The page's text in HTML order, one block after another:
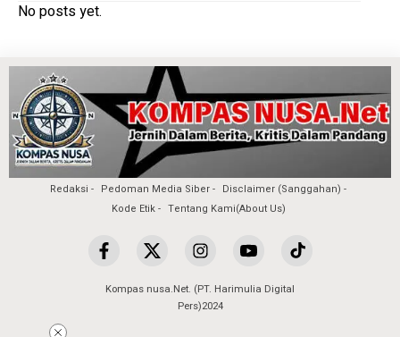
No posts yet.
Redaksi Pedoman Media Siber
Disclaimer (Sanggahan)
Kode Etik
Tentang Kami(About Us)
Kompas nusa.Net. (PT. Harimulia Digital
Pers)2024